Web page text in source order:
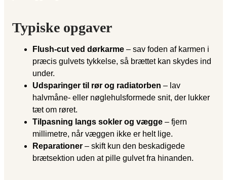
Typiske opgaver
Flush-cut ved dørkarme – sav foden af karmen i
præcis gulvets tykkelse, så brættet kan skydes ind
under.
Udsparinger til rør og radiatorben – lav
halvmåne- eller nøglehulsformede snit, der lukker
tæt om røret.
Tilpasning langs sokler og vægge – fjern
millimetre, når væggen ikke er helt lige.
Reparationer – skift kun den beskadigede
brætsektion uden at pille gulvet fra hinanden.